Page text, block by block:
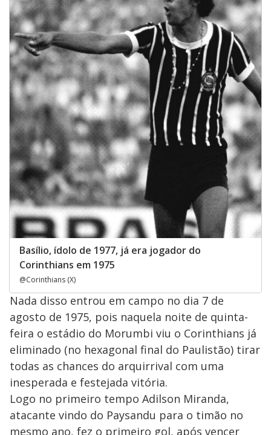
Basílio, ídolo de 1977, já era jogador do
Corinthians em 1975
@Corinthians (X)
Nada disso entrou em campo no dia 7 de
agosto de 1975, pois naquela noite de quinta-
feira o estádio do Morumbi viu o Corinthians já
eliminado (no hexagonal final do Paulistão) tirar
todas as chances do arquirrival com uma
inesperada e festejada vitória.
Logo no primeiro tempo Adilson Miranda,
atacante vindo do Paysandu para o timão no
mesmo ano, fez o primeiro gol, após vencer